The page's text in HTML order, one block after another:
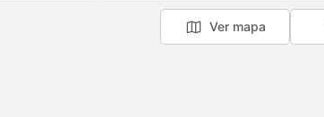
Ver mapa